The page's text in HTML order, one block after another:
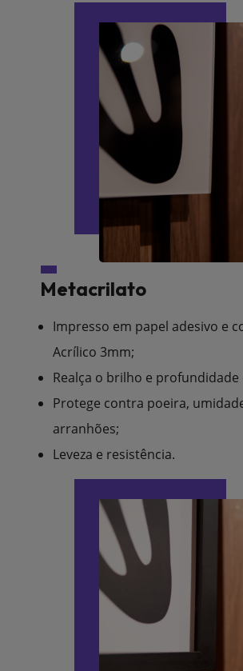
Metacrilato
Impresso em papel adesivo e
Acrílico 3mm;
Realça o brilho e
Protege contra poeira,
arranhões;
Leveza e resistência.